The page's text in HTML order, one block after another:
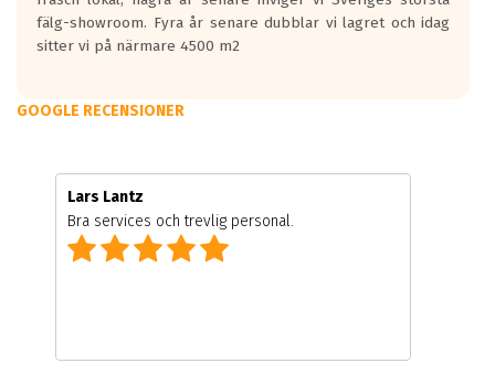
fälg-showroom. Fyra år senare dubblar vi lagret och idag
sitter vi på närmare 4500 m2
GOOGLE RECENSIONER
Lars Lantz
Bra services och trevlig personal.